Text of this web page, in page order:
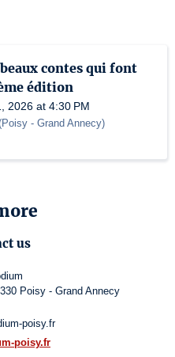
contes qui font
édition
2026 at 4:30 PM
Poisy - Grand Annecy)
us
Poisy - Grand Annecy
poisy.fr
poisy.fr